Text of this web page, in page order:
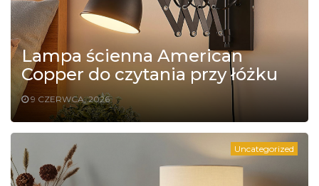
Lampa ścienna American
Copper do czytania przy łóżku
9 CZERWCA, 2026
Uncategorized